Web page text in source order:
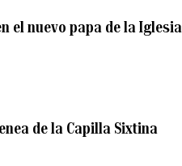
el nuevo papa de la Iglesia
de la Capilla Sixtina